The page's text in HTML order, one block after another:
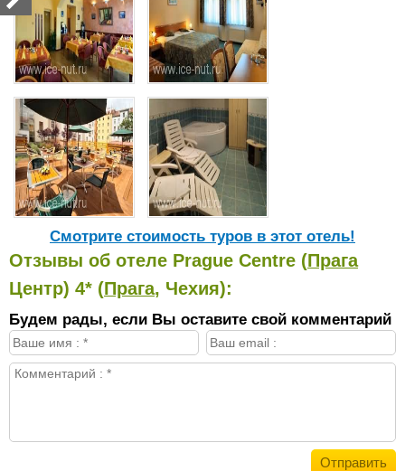
Cмотрите стоимость туров в этот отель!
Отзывы об отеле Prague Centre (Прага
Центр) 4* (Прага, Чехия):
Будем рады, если Вы оставите свой комментарий